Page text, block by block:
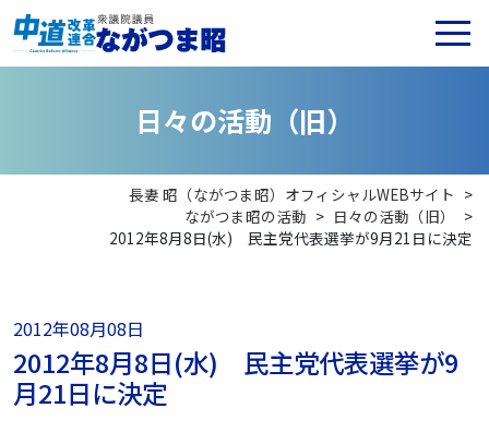
日々の活動 （旧）
長妻 昭（ながつま昭）オフィシャルWEBサイト >
ながつま昭の活動 > 日々の活動（旧）
>
2012年8月8日(水) 民主党代表選挙が9月21日に決定
2012年08月08日
2012年8月8日(水) 民主党代表選挙が9
月21日に決定